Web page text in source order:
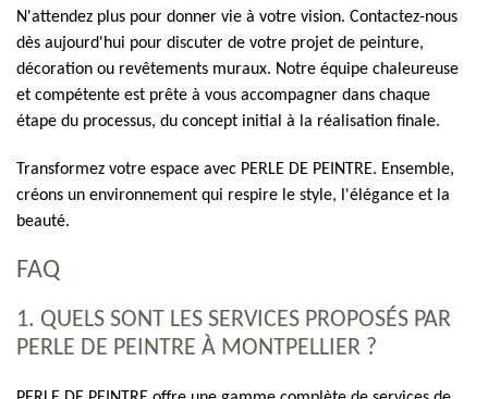
N'attendez plus pour donner vie à votre vision. Contactez-nous
dès aujourd'hui pour discuter de votre projet de peinture,
décoration ou revêtements muraux. Notre équipe chaleureuse
et compétente est prête à vous accompagner dans chaque
étape du processus, du concept initial à la réalisation finale.
Transformez votre espace avec PERLE DE PEINTRE. Ensemble,
créons un environnement qui respire le style, l'élégance et la
beauté.
FAQ
1. QUELS SONT LES SERVICES PROPOSÉS PAR
PERLE DE PEINTRE À MONTPELLIER ?